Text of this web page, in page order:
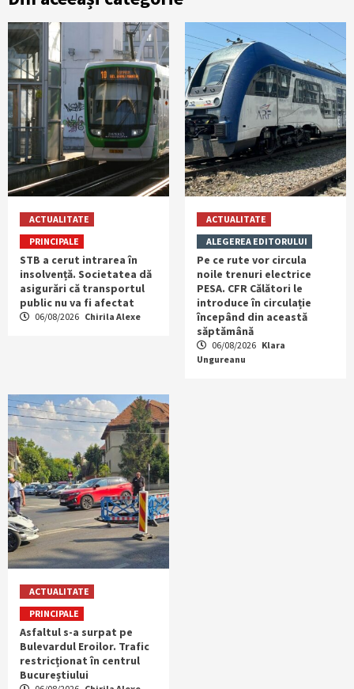
ACTUALITATE
PRINCIPALE
STB a cerut intrarea în
insolvență. Societatea dă
asigurări că transportul
public nu va fi afectat
06/08/2026 Chirila Alexe
ACTUALITATE
ALEGEREA EDITORULUI
Pe ce rute vor circula
noile trenuri electrice
PESA. CFR Călători le
introduce în circulație
începând din această
săptămână
06/08/2026 Klara
Ungureanu
ACTUALITATE
PRINCIPALE
Asfaltul s-a surpat pe
Bulevardul Eroilor. Trafic
restricționat în centrul
Bucureștiului